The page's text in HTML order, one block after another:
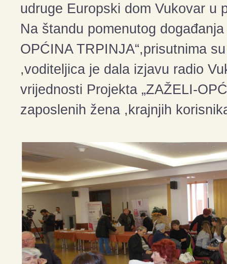
udruge Europski dom Vukovar u
Na štandu pomenutog
OPĆINA TRPINJA“,prisutnima
,voditeljica je dala izjavu radio
vrijednosti Projekta „ZAŽELI-
zaposlenih žena ,krajnjih